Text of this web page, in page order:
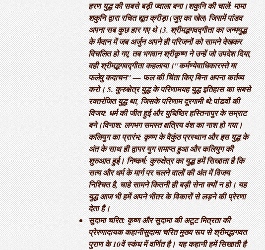
हरण युद्ध की सबसे बड़ी ज्वाला बना। ​शकुनि की चालें: मामा
शकुनि द्वारा रचित द्यूत क्रीड़ा (जुए का खेल) जिसमें पांडव
अपना सब कुछ हार गए थे। ​3. श्रीमद्भगवद्गीता का जन्म ​युद्ध
के मैदान में जब अर्जुन अपने ही परिजनों को सामने देखकर
विचलित हो गए, तब भगवान श्रीकृष्ण ने उन्हें जो उपदेश दिया,
वही श्रीमद्भगवद्गीता कहलाया। ​"कर्मण्येवाधिकारस्ते मा
फलेषु कदाचन" — फल की चिंता किए बिना अपना कर्तव्य
करो। 5. कुरुक्षेत्र युद्ध के परिणाम ​यह युद्ध इतिहास का सबसे
रक्तरंजित युद्ध था, जिसके परिणाम दूरगामी थे: ​पांडवों की
विजय: धर्म की जीत हुई और युधिष्ठिर हस्तिनापुर के सम्राट
बने। ​विनाश: लगभग समस्त क्षत्रिय वंश का नाश हो गया। ​
कलियुग का प्रारंभ: कृष्ण के वैकुंठ प्रस्थान और इस युद्ध के
अंत के साथ ही द्वापर युग समाप्त हुआ और कलियुग की
शुरुआत हुई। निष्कर्ष: कुरुक्षेत्र का युद्ध हमें सिखाता है कि
सत्य और धर्म के मार्ग पर चलने वालों की अंत में विजय
निश्चित है, चाहे सामने कितनी ही बड़ी सेना क्यों न हो। यह
युद्ध आज भी हमें अपने भीतर के विकारों से लड़ने की प्रेरणा
देता है।
सुदामा चरित: कृष्ण और सुदामा की अटूट मित्रता की
प्रेरणादायक कहानी ​सुदामा चरित मुख्य रूप से श्रीमद्भागवत
पुराण के 10वें स्कंध में वर्णित है। यह कहानी हमें सिखाती है